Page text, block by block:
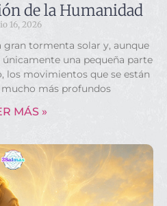
de la Humanidad
16, 2026
gran tormenta solar y, aunque
una pequeña parte
los movimientos que se están
más profundos
MÁS »